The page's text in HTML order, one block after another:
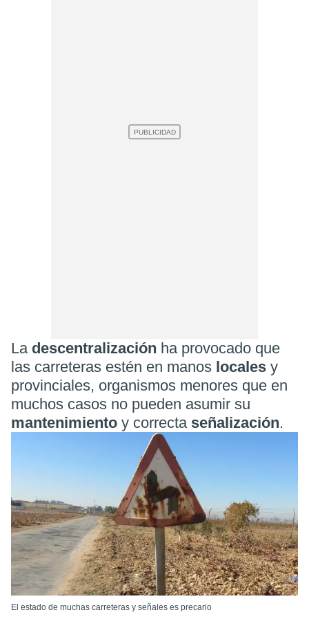
La descentralización ha provocado que
las carreteras estén en manos locales y
provinciales, organismos menores que en
muchos casos no pueden asumir su
mantenimiento y correcta señalización.
El estado de muchas carreteras y señales es precario